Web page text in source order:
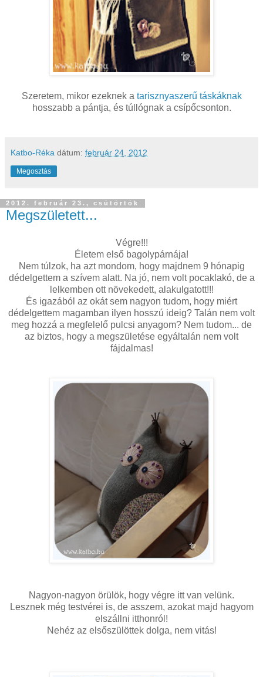
Szeretem, mikor ezeknek a tarisznyaszerű táskáknak
hosszabb a pántja, és túllógnak a csípőcsonton.
Katbo-Réka dátum: február 24, 2012
Megosztás
2012. február 23., csütörtök
Megszületett...
Végre!!!
Életem első bagolypárnája!
Nem túlzok, ha azt mondom, hogy majdnem 9 hónapig
dédelgettem a szívem alatt. Na jó, nem volt pocaklakó, de a
lelkemben ott növekedett, alakulgatott!!!
És igazából az okát sem nagyon tudom, hogy miért
dédelgettem magamban ilyen hosszú ideig? Talán nem volt
meg hozzá a megfelelő pulcsi anyagom? Nem tudom... de
az biztos, hogy a megszületése egyáltalán nem volt
fájdalmas!
Nagyon-nagyon örülök, hogy végre itt van velünk.
Lesznek még testvérei is, de asszem, azokat majd hagyom
elszállni itthonról!
Nehéz az elsőszülöttek dolga, nem vitás!